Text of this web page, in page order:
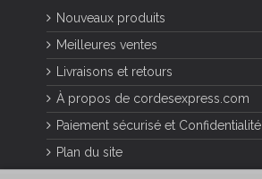
Nouveaux produits
Meilleures ventes
Livraisons et retours
À propos de cordesexpress.com
Paiement sécurisé et Confidentialité
Plan du site